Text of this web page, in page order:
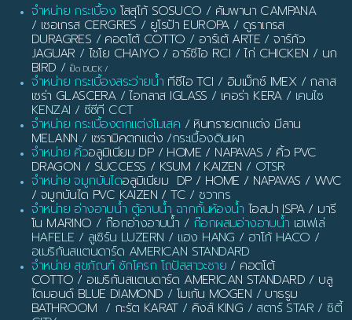
จำหน่าย กระเบื้อง โสสุโก้ SOSUCO / คัมพานา CAMPANA
/ เซอเกรส CERGRES / ยูโรป้า EUROPA/ ดูราเกรส
DURAGRES / คอตโต้ COTTO / อาร์เต้ ARTE /จาร์กัว
JAGUAR / ไชโย CHAIYO / อาร์ซีไอ RCI /ไก่ CHICKEN / นก
BIRD / เป็ด DUCK /
จำหน่าย กระเบื้องสระว่ายน้ำ ทีซีไอ TCI / อิมเม็กซ์ IMEX/ กลาส
เซร่า GLASCERA/ไอกลาส IGLASS / เคอร่า KERA/ เคนไซ
KENZAI / ซีซีที CCT
จำหน่าย กระเบื้องตกแต่งโมเสค / หินทรายตกแต่ง มีลาน
MELANN / เซรามิคตกแต่ง /กระเบื้องดินเผา
จำหน่าย คิ้วอลูมิเนียม DP / HOME / NAPAVAS / คิ้ว PVC
DRAGON / SUCCESS / KSUM / KAIZEN / OTSR
จำหน่าย จมูกบันไดอลูมิเนียม DP / HOME / NAPAVAS / WVC
/ จมูกบันได PVC KAIZEN / TC / ชวากร
จำหน่าย อ่างอาบน้ำ ตู้อาบน้ำ ฉากกั้นห้องน้ำ ไอสปา ISPA / มารี
โน MARINO / ก๊อกอ่างอาบน้ำ / ก๊อกผสมอ่างอาบน้ำ เฮเฟเล่
HAFELE / ลูเซิร์น LUZERN / แฮง HANG / ฮาโก้ HACO /
อเมริกันสแตนดาร์ด AMERICAN STANDARD
จำหน่าย สุขภัณฑ์ ชักโครก โถปัสสาวะชาย / คอตโต้
COTTO / อเมริกันสแตนดาร์ด AMERICAN STANDARD / บลู
ไดมอนด์ BLUE DIAMOND / โมเก้น MOGEN / บาธรูม
BATHROOM / กะรัต KARAT/ คิงส์ KING / สตาร์ STAR / ซิตี้